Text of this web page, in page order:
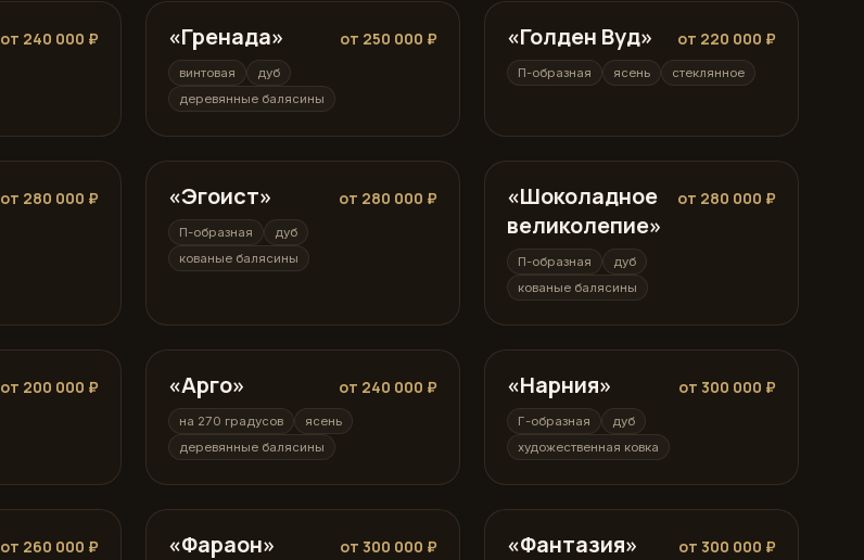
от 240 000 ₽ винтовая
«Гренада» от 250 000 ₽
винтовая
дуб
деревянные балясины
П-образная
«Голден Вуд» от 220 000 ₽
П-образная ясень стеклянное
от 280 000 ₽ П-образная
«Эгоист» от 280 000 ₽
П-образная
дуб
кованые балясины
П-образная
«Шоколадное
великолепие»
от 280 000 ₽
П-образная
дуб
кованые балясины
от 200 000 ₽ на 270 градусов
«Арго» от 240 000 ₽
на 270 градусов
ясень
деревянные балясины
Г-образная
«Нарния» от 300 000 ₽
Г-образная
дуб
художественная ковка
от 260 000 ₽ П-образная
«Фараон» от 300 000 ₽ П-образная
«Фантазия» от 300 000 ₽